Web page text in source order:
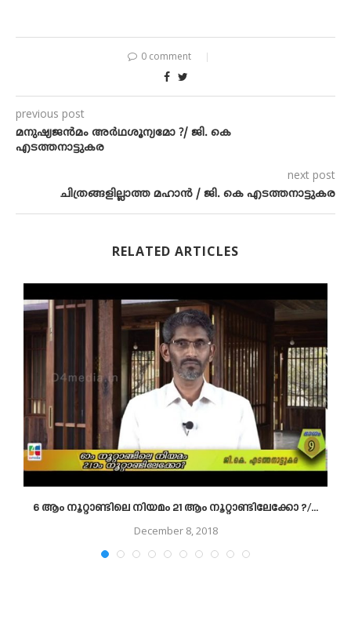
0 comment
previous post
മനുഷ്യജന്‍മം അര്‍ഥശൂന്യമോ ?/ ജി. കെ
എടത്തനാട്ടുകര
next post
ചിത്രങ്ങളില്ലാത്ത മഹാന്‍ / ജി. കെ എടത്തനാട്ടുകര
RELATED ARTICLES
6 ആം നൂറ്റാണ്ടിലെ നിയമം 21 ആം നൂറ്റാണ്ടിലേക്കോ ?/...
December 8, 2018